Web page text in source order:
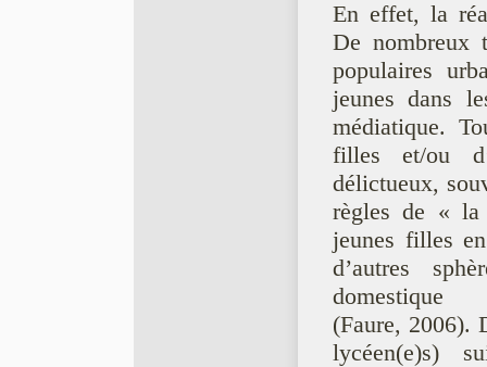
En effet, la
De nombreux
populaires
jeunes dans
médiatique.
filles et/ou
délictueux,
règles de «
jeunes filles
d’autres
domestique
(Faure, 2006).
lycéen(e)s)